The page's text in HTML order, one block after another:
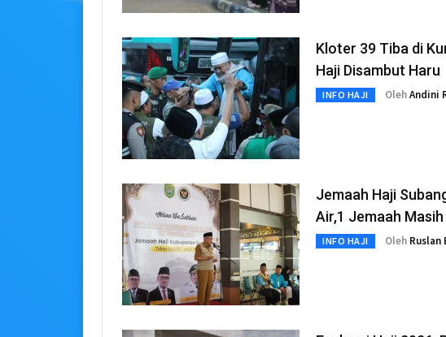
Kloter 39 Tiba di
Haji Disambut Haru
INFO HAJI OlehAndini
Jemaah Haji
Air,1 Jemaah
INFO HAJI Oleh Ruslan